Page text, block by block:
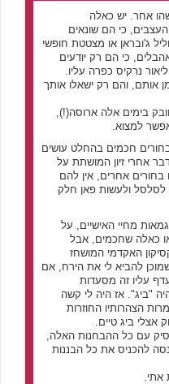
אחר. יש כאלה
כי הם שונאים
ג'ובראן או מצטטת חופשי
כי הם רק יודעים
נרקיס כפרה עליו.
אותם, והם רק ישאלו אותך
בימים אלה ארוסה(!),
למצוא.
חכמים בהחלט עושים
אחרי זיון המושתת על
אחרים, אין להם
לסלסל ולעשות פאן חלק
מחיי האישיים, על
כאלה שחכמים, אבל
האקדמי המושחז
להביא לי את הירח, אם
עליו זה מסעדות
"ביג". אז היה לי קשה
הצהרותיו החוזרות
אצלי ביג טיים.
עם כל ההבחנות האלה,
להכניס את כל הבננות
אתי.